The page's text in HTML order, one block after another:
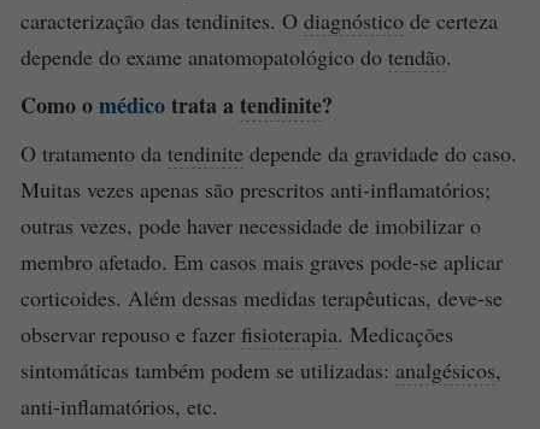
caracterização das tendinites. O diagnóstico de certeza
depende do exame anatomopatológico do tendão.
Como omédicotrata a tendinite?
O tratamento da tendinite depende da gravidade do caso.
Muitas vezes apenas são prescritos anti-inflamatórios;
outras vezes, pode haver necessidade de imobilizar o
membro afetado. Em casos mais graves pode-se aplicar
corticoides. Além dessas medidas terapêuticas, deve-se
observar repouso e fazer fisioterapia. Medicações
sintomáticas também podem se utilizadas: analgésicos,
anti-inflamatórios, etc.